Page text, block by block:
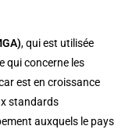
, qui est utilisée
qui concerne les
est en croissance
standards
auxquels le pays